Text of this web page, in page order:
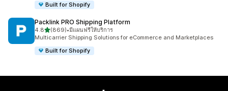
Built for Shopify
Packlink PRO Shipping Platform
4.8เต็ม 5 ดาว
(869)
ทั้งหมด 869 รีวิว
•มีแผนฟรีให้บริการ
Multicarrier Shipping Solutions for eCommerce and Marketplaces
Built for Shopify